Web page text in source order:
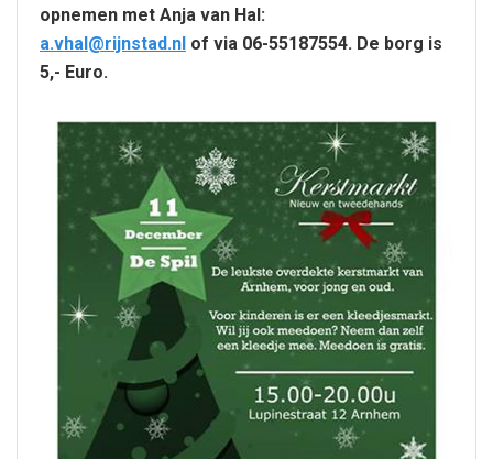
opnemen met Anja van Hal:
a.vhal@rijnstad.nl of via 06-55187554. De borg is
5,- Euro.